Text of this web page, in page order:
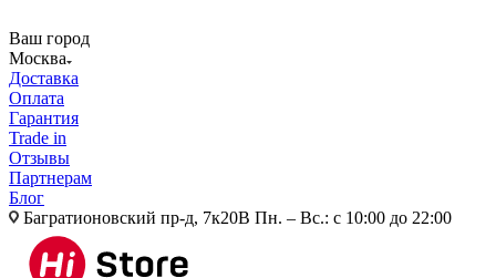
Ваш город
Москва
Доставка
Оплата
Гарантия
Trade in
Отзывы
Партнерам
Блог
Багратионовский пр-д, 7к20В Пн. – Вс.: с 10:00 до 22:00